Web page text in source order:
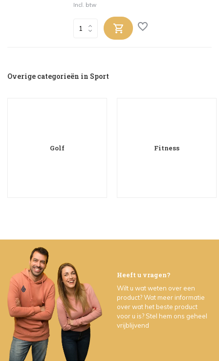
Incl. btw
Overige categorieën in Sport
Golf Fitness
Heeft u vragen?
Wilt u wat weten over een
product? Wat meer informatie
over wat het beste product
voor u is? Stel hem ons geheel
vrijblijvend